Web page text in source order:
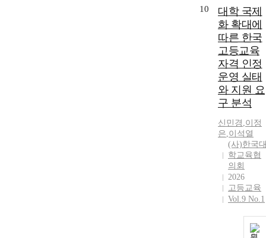
10
대학 국제
화 확대에
따른 한국
고등교육
자격 인정
운영 실태
와 지원 요
구 분석
신민경 ,이정
은,이석열
(사)한국
학교육협
의회
2026
고등교육
Vol.9 No.1